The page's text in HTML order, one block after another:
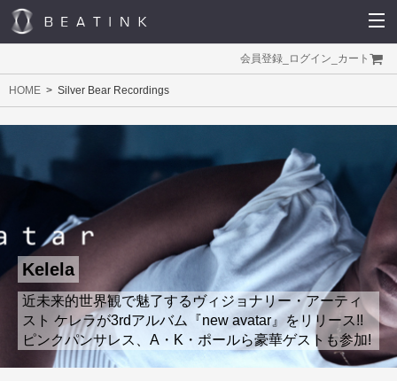
会員登録 ログイン カート
HOME Silver Bear Recordings
Kelela
近未来的世界観で魅了するヴィジョナリー・アーティ
スト ケレラが3rdアルバム『new avatar』をリリース!!
ピンクパンサレス、A・K・ポールら豪華ゲストも参加!